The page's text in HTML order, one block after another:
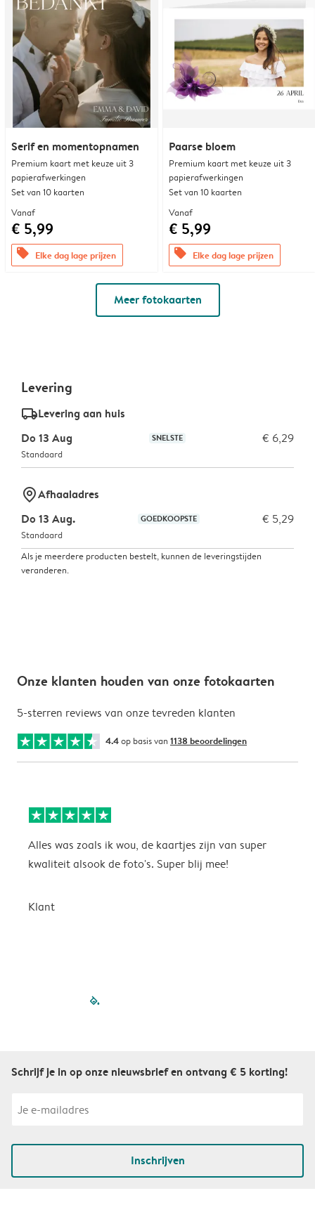
Serif en momentopnamen
Premium kaart met keuze uit 3
papierafwerkingen
Set van 10 kaarten
Vanaf
€ 5,99
offers Elke dag lage prijzen
Paarse bloem
Premium kaart met keuze uit 3
papierafwerkingen
Set van 10 kaarten
Vanaf
€ 5,99
offers Elke dag lage prijzen
Meer fotokaarten
Levering
delivery_standard_v2Levering aan huis
Do 13 Aug
SNELSTE € 6,29
Standaard
marker-pinAfhaaladres
Do 13 Aug.
GOEDKOOPSTE € 5,29
Standaard
Als je meerdere producten bestelt, kunnen de leveringstijden
veranderen.
Onze klanten houden van onze fotokaarten
5-sterren reviews van onze tevreden klanten
4.4op basis van 1138 beoordelingen
Alles was zoals ik wou, de kaartjes zijn van super
kwaliteit alsook de foto's. Super blij mee!
Klant
filled-pagination
Schrijf je in op onze nieuwsbrief en ontvang € 5 korting!
Inschrijven